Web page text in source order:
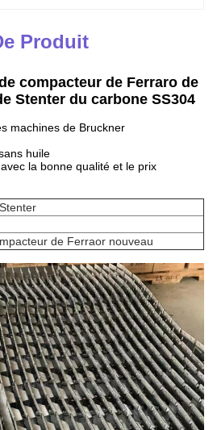
Produit
compacteur de Ferraro de
Stenter du carbone SS304
machines de Bruckner
huile
la bonne qualité et le prix
de Ferraor nouveau